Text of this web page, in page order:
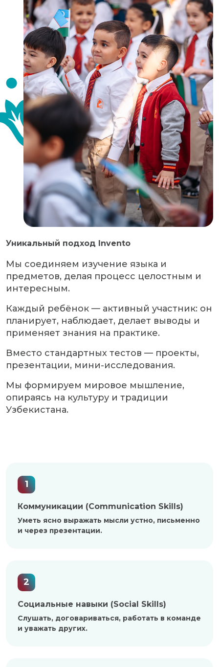
Уникальный подход Invento
Мы соединяем изучение языка и
предметов, делая процесс целостным и
интересным.
Каждый ребёнок — активный участник: он
планирует, наблюдает, делает выводы и
применяет знания на практике.
Вместо стандартных тестов — проекты,
презентации, мини-исследования.
Мы формируем мировое мышление,
опираясь на культуру и традиции
Узбекистана.
1
Коммуникации (Communication Skills)
Уметь ясно выражать мысли устно, письменно
и через презентации.
2
Социальные навыки (Social Skills)
Слушать, договариваться, работать в команде
и уважать других.